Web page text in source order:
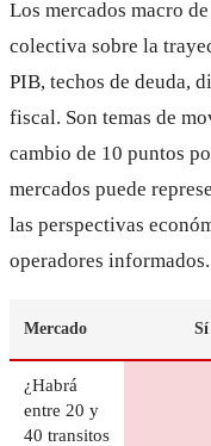
Los mercados macro
colectiva sobre la
PIB, techos de deuda,
fiscal. Son temas de
cambio de 10 puntos
mercados puede
las perspectivas
operadores informados.
Mercado
¿Habrá
entre 20 y
40 transitos